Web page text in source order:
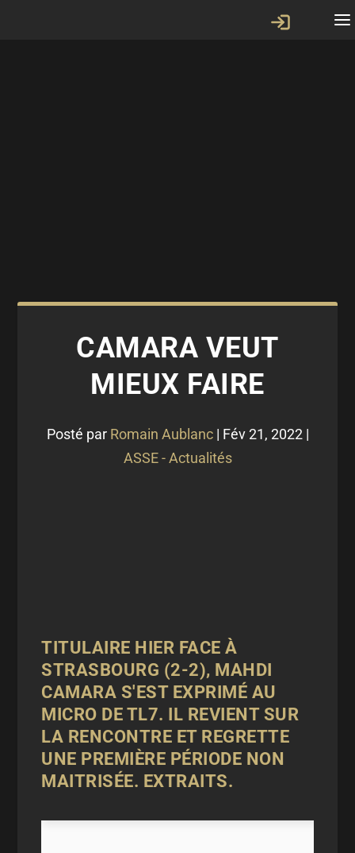
CAMARA VEUT
MIEUX FAIRE
Posté par Romain Aublanc| Fév 21, 2022|
ASSE - Actualités
TITULAIRE HIER FACE À
STRASBOURG (2-2), MAHDI
CAMARA S'EST EXPRIMÉ AU
MICRO DE TL7. IL REVIENT SUR
LA RENCONTRE ET REGRETTE
UNE PREMIÈRE PÉRIODE NON
MAITRISÉE. EXTRAITS.